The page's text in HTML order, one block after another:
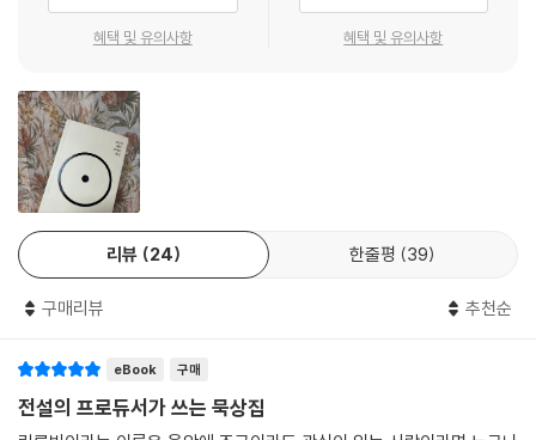
힘을 부여한다.
마침내 드러나는, 예술가의 존재 방식
음악을 좋아하는 사람이라면 언젠가 한 번쯤은 릭 루빈에 대해 듣게 된다.
미국 음악에 한정되기는 하지만, 내가 좋아하는 장르가 무엇이건 루빈은
그 장르에서 빌보드 차트 10위 안에 든 앨범을 프로듀싱한 적이 있고, 그래
미 어워드를 받거나 노미네이트된 적이 있다. 지금까지 그가 함께 작업한
뮤지션들을 꼽아보면 거의 미국 음악계 전체를 포괄하게 된다. 에미넴이나
부터, 레드 핫 칠리 페퍼스와 슬레이어, 린킨 파크, 메탈리카, 블랙 사바스,
탈&록까지, 조니 캐시와 딕시 칙스, 닐 다이아몬드 같은 컨트리와 재즈부
터, 아델, 저스틴 팀버레이크, 라나 델 레이, 레이디 가가, 에드 시런, 데미
언 라이스 같은 팝까지. 그는 장르를 초월한 프로듀서이고, 그 모든 작업에
혜택 및 유의사항 혜택 및 유의사항
리뷰 24 한줄평 39
구매리뷰 추천순
eBook 구매
전설의 프로듀서가 쓰는 묵상집